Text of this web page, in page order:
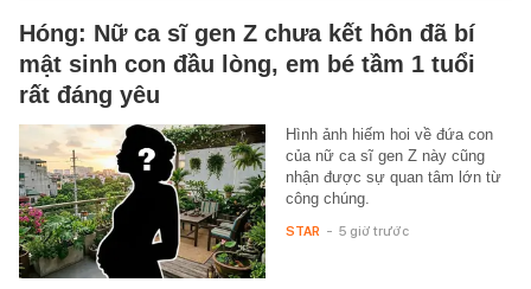
Hóng: Nữ ca sĩ gen Z chưa kết hôn đã bí
mật sinh con đầu lòng, em bé tầm 1 tuổi
rất đáng yêu
Hình ảnh hiếm hoi về đứa con
của nữ ca sĩ gen Z này cũng
nhận được sự quan tâm lớn từ
công chúng.
STAR - 5 giờ trước